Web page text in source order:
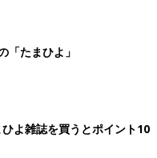
「たまひよ」
よ雑誌を買うとポイント10